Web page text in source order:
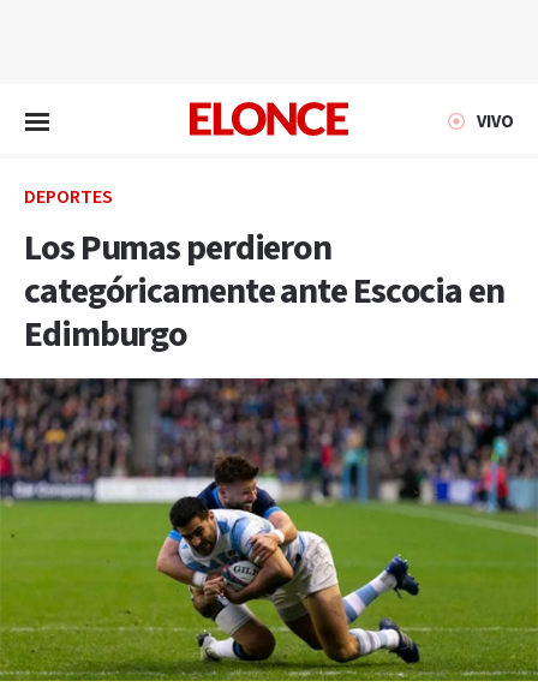
VIVO
DEPORTES
Los Pumas perdieron
categóricamente ante Escocia en
Edimburgo